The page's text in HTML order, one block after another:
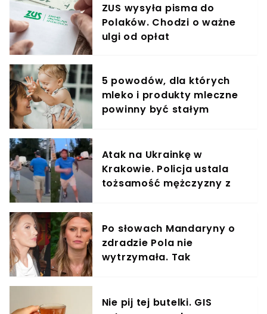
ZUS wysyła pisma do
Polaków. Chodzi o ważne
ulgi od opłat
5 powodów, dla których
mleko i produkty mleczne
powinny być stałym
Atak na Ukrainkę w
Krakowie. Policja ustala
tożsamość mężczyzny z
Po słowach Mandaryny o
zdradzie Pola nie
wytrzymała. Tak
Nie pij tej butelki. GIS